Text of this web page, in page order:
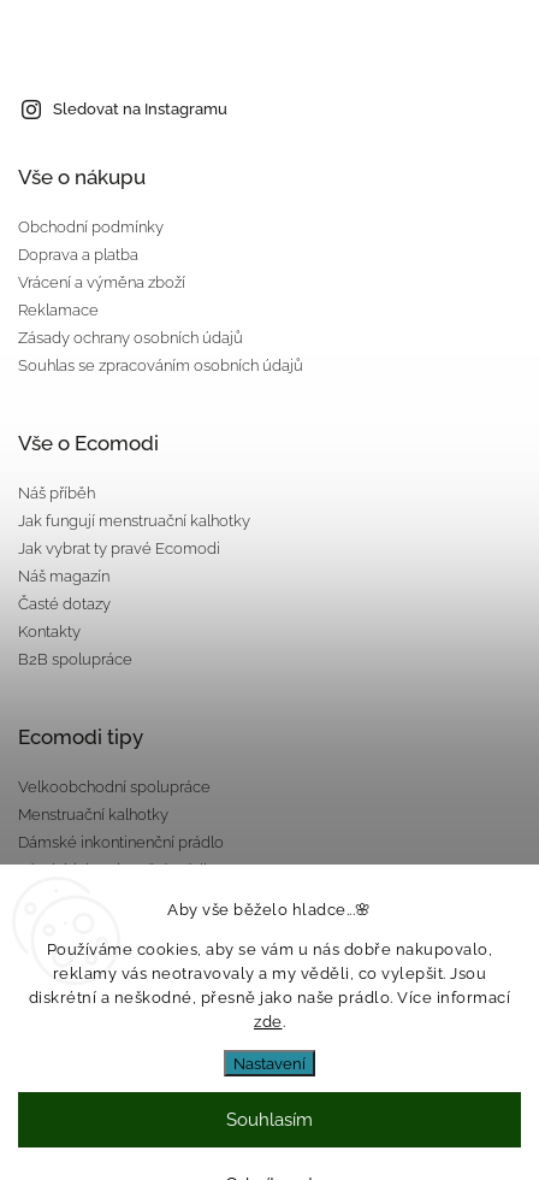
Aby vše běželo hladce...🌸
Používáme cookies, aby se vám u nás dobře nakupovalo,
reklamy vás neotravovaly a my věděli, co vylepšit. Jsou
diskrétní a neškodné, přesně jako naše prádlo. Více informací
zde.
Nastavení
Souhlasím
Sledovat na Instagramu
Vše o nákupu
Obchodní podmínky
Doprava a platba
Vrácení a výměna zboží
Reklamace
Zásady ochrany osobních údajů
Souhlas se zpracováním osobních údajů
Vše o Ecomodi
Náš příběh
Jak fungují menstruační kalhotky
Jak vybrat ty pravé Ecomodi
Náš magazín
Časté dotazy
Kontakty
B2B spolupráce
Ecomodi tipy
Velkoobchodní spolupráce
Menstruační kalhotky
Dámské inkontinenční prádlo
Pánské inkontinenční prádlo
Upravit nastavení cookies